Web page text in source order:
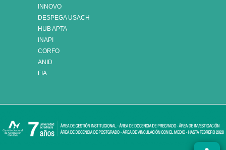
INNOVO
DESPEGA USACH
HUB APTA
INAPI
CORFO
ANID
FIA